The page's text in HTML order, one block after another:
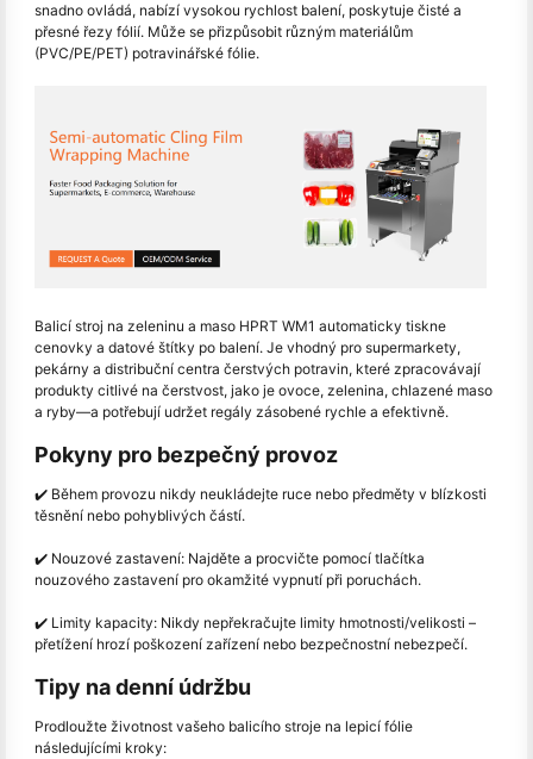
snadno ovládá, nabízí vysokou rychlost balení, poskytuje čisté a
přesné řezy fólií. Může se přizpůsobit různým materiálům
(PVC/PE/PET) potravinářské fólie.
Balicí stroj na zeleninu a maso HPRT WM1 automaticky tiskne
cenovky a datové štítky po balení. Je vhodný pro supermarkety,
pekárny a distribuční centra čerstvých potravin, které zpracovávají
produkty citlivé na čerstvost, jako je ovoce, zelenina, chlazené maso
a ryby—a potřebují udržet regály zásobené rychle a efektivně.
Pokyny pro bezpečný provoz
✔️ Během provozu nikdy neukládejte ruce nebo předměty v blízkosti
těsnění nebo pohyblivých částí.
✔️ Nouzové zastavení: Najděte a procvičte pomocí tlačítka
nouzového zastavení pro okamžité vypnutí při poruchách.
✔️ Limity kapacity: Nikdy nepřekračujte limity hmotnosti/velikosti –
přetížení hrozí poškození zařízení nebo bezpečnostní nebezpečí.
Tipy na denní údržbu
Prodloužte životnost vašeho balicího stroje na lepicí fólie
následujícími kroky: